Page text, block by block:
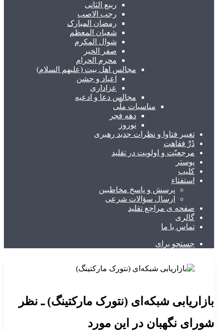
ربیع الثانی
رجب الاصب
رمضان المبارک
شعبان المعظم
شوال المکرم
صفر الخیر
محرم الحرام
مجالس اهل بیت (علیهم السلام)
اعیاد و جشن
عزاداری
مجالس دعا و ادعیه
مناسبات ملّی
دهه فجر
نوروز
تغییر فتاوا و نظرات جدید رهبری
دُرِّ فقاهت
مرجعیّت و اولویت در تقلید
پوستر
کلیپ
استفتاء
پرسش و پاسخ مخاطبین
ارسال سؤالات شرعی
صفحه ی مراجع تقلید
گالری
تماس با ما
جستجو برای
شبکه‌ای (نتورک مارکتینگ) ـ نظر
نگهبان در این مورد